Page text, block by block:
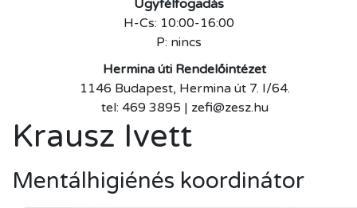
Ügyfélfogadás
H-Cs: 10:00-16:00
P: nincs
Hermina úti Rendelőintézet
1146 Budapest, Hermina út 7. I/64.
tel: 469 3895 | zefi@zesz.hu
Krausz Ivett
Mentálhigiénés koordinátor